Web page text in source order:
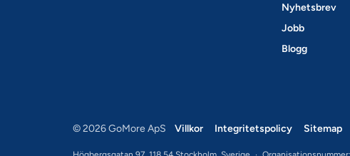
Nyhetsbrev
Jobb
Blogg
© 2026 GoMore ApS Villkor Integritetspolicy Sitemap